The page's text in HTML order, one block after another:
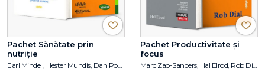
Pachet Sănătate prin
nutriție
Earl Mindell, Hester Mundis, Dan Popa, Luiza Popa
Pachet Productivitate și
focus